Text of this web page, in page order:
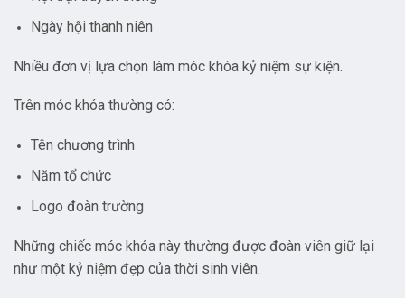
Ngày hội thanh niên
Nhiều đơn vị lựa chọn làm móc khóa kỷ niệm sự kiện.
Trên móc khóa thường có:
Tên chương trình
Năm tổ chức
Logo đoàn trường
Những chiếc móc khóa này thường được đoàn viên giữ lại
như một kỷ niệm đẹp của thời sinh viên.